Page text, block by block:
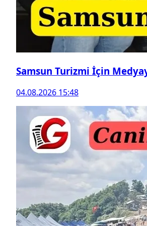
Samsun Turizmi İçin
04.08.2026 15:48